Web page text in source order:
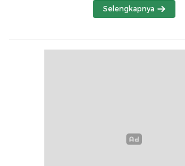
Selengkapnya